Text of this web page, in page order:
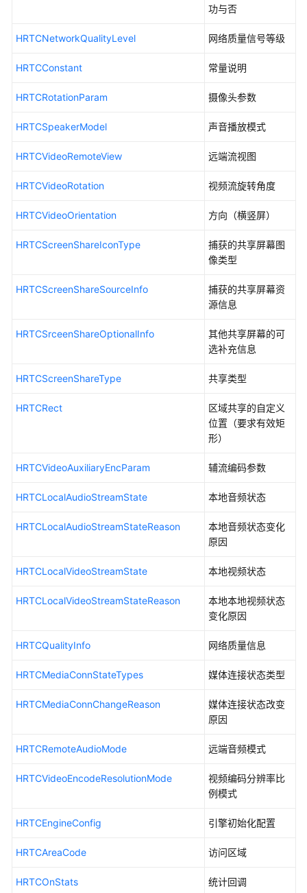
IHRTCEngine
事
回
（IHRTCEngine）
IHRTCConnection
事
回
（IHRTCConnection）
频
管
理
共
屏
源
理
体
始
据
户
误
功与否
HRTCNetworkQualityLevel 网络质量信号等级
HRTCConstant 常量说明
HRTCRotationParam 摄像头参数
HRTCSpeakerModel 声音播放模式
HRTCVideoRemoteView 远端流视图
HRTCVideoRotation 视频流旋转角度
HRTCVideoOrientation 方向（横竖屏）
HRTCScreenShareIconType
捕获的共享屏幕图
像类型
HRTCScreenShareSourceInfo
捕获的共享屏幕资
源信息
HRTCSrceenShareOptionalInfo
其他共享屏幕的可
选补充信息
HRTCScreenShareType 共享类型
HRTCRect
区域共享的自定义
位置（要求有效矩
形）
HRTCVideoAuxiliaryEncParam 辅流编码参数
HRTCLocalAudioStreamState 本地音频状态
HRTCLocalAudioStreamStateReason
本地音频状态变化
原因
HRTCLocalVideoStreamState 本地视频状态
HRTCLocalVideoStreamStateReason
本地本地视频状态
变化原因
HRTCQualityInfo 网络质量信息
HRTCMediaConnStateTypes 媒体连接状态类型
HRTCMediaConnChangeReason
媒体连接状态改变
原因
HRTCRemoteAudioMode 远端音频模式
HRTCVideoEncodeResolutionMode
视频编码分辨率比
例模式
HRTCEngineConfig 引擎初始化配置
HRTCAreaCode 访问区域
HRTCOnStats 统计回调